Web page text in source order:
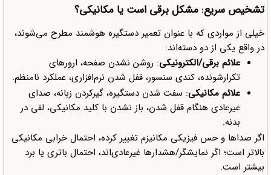
تشخیص سریع: مشکل برقی است یا مکانیکی؟
خیلی از مواردی که با عنوان تعمیر دستگیره هوشمند مطرح می‌شوند،
در واقع یکی از دو دسته‌اند:
علائم برقی/الکترونیکی: روشن نشدن صفحه، ارورهای
تکرارشونده، کندی سنسور، قفل شدن نرم‌افزاری، عملکرد نامنظم.
علائم مکانیکی: سفت شدن دستگیره، گیرکردن زبانه، صدای
غیرعادی هنگام قفل شدن، باز نشدن با کلید مکانیکی، لقی در
بدنه.
اگر صداها و حس فیزیکی مکانیزم تغییر کرده، احتمال خرابی مکانیکی
بالاتر است؛ اگر نمایشگر/هشدارها غیرعادی‌اند، احتمال باتری یا برد
بیشتر است.